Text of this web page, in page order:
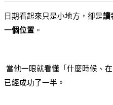
日期看起來只是小地方，卻是讀
一個位置 。
已經成功了一半。